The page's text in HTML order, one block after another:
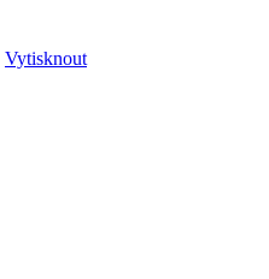
Vytisknout